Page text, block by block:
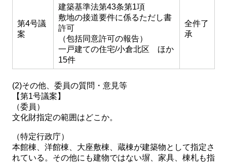
第4号議
案
建築基準法第43条第1項
敷地の接道要件に係るただし書
許可
（包括同意許可の報告）
一戸建ての住宅/小倉北区 ほか
15件
全件了
承
(2)その他、委員の質問・意見等
【第1号議案】
（委員）
文化財指定の範囲はどこか。
（特定行政庁）
本館棟、洋館棟、大座敷棟、蔵棟が建築物として指定さ
れている。その他にも建物ではない塀、家具、棟札も指